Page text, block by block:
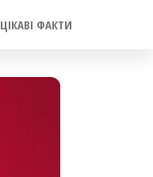
ЦІКАВІ ФАКТИ